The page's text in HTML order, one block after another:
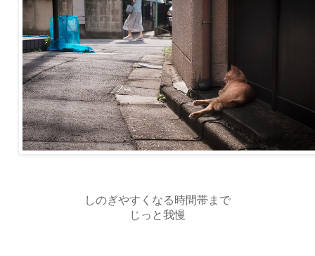
しのぎやすくなる時間帯まで
じっと我慢